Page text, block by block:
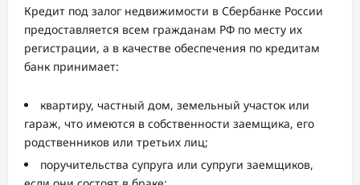
Кредит под залог недвижимости в Сбербанке России
предоставляется всем гражданам РФ по месту их
регистрации, а в качестве обеспечения по кредитам
банк принимает:
квартиру, частный дом, земельный участок или
гараж, что имеются в собственности заемщика, его
родственников или третьих лиц;
поручительства супруга или супруги заемщиков,